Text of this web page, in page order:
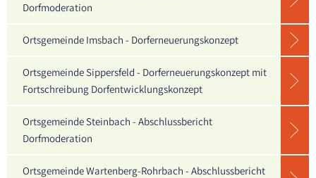
Dorfmoderation
Ortsgemeinde Imsbach - Dorferneuerungskonzept
Ortsgemeinde Sippersfeld - Dorferneuerungskonzept mit
Fortschreibung Dorfentwicklungskonzept
Ortsgemeinde Steinbach - Abschlussbericht
Dorfmoderation
Ortsgemeinde Wartenberg-Rohrbach - Abschlussbericht